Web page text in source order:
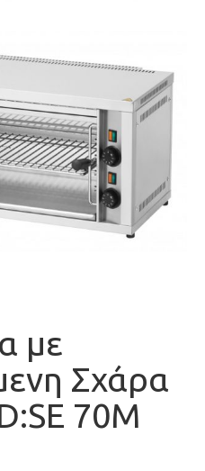
με
Σχάρα
70M